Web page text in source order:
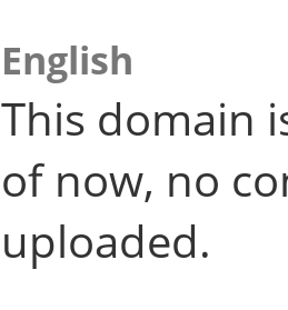
English
This domain
of now, no
uploaded.